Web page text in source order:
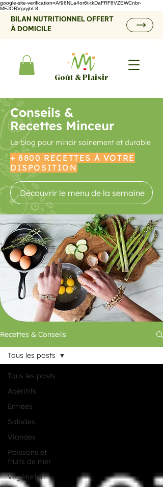
google-site-verification=Af96NLa4or6t-tkDaFRF8VZEWCnbr-
MFJORVgryjbL8
BILAN NUTRITIONNEL OFFERT
À DOMICILE
Goût & Plaisir
Conseils &
Recettes Minceur
Le blog pour mincir sainement et durable
+ 8800 RECETTES À VOTRE
DISPOSITION
Découvrir le menu de la semaine
Recettes & Conseils
Tous les posts
Apéritifs
Entrées
Salades
Viandes
Poissons et
fruits de mer
Végétarien
Tous les posts